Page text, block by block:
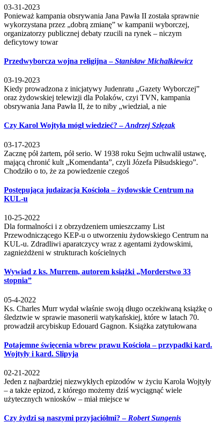
03-31-2023
Ponieważ kampania obsrywania Jana Pawła II została sprawnie
wykorzystana przez „dobrą zmianę” w kampanii wyborczej,
organizatorzy publicznej debaty rzucili na rynek – niczym
deficytowy towar
Przedwyborcza wojna religijna –Stanisław Michalkiewicz
03-19-2023
Kiedy prowadzona z inicjatywy Judenratu „Gazety Wyborczej”
oraz żydowskiej telewizji dla Polaków, czyi TVN, kampania
obsrywania Jana Pawła II, że to niby „wiedział, a nie
Czy Karol Wojtyła mógł wiedzieć? –Andrzej Szlęzak
03-17-2023
Zacznę pół żartem, pół serio. W 1938 roku Sejm uchwalił ustawę,
mającą chronić kult „Komendanta”, czyli Józefa Piłsudskiego”.
Chodziło o to, że za powiedzenie czegoś
Postępująca judaizacja Kościoła – żydowskie Centrum na
KUL-u
10-25-2022
Dla formalności i z obrzydzeniem umieszczamy List
Przewodniczącego KEP-u o utworzeniu żydowskiego Centrum na
KUL-u. Zdradliwi aparatczycy wraz z agentami żydowskimi,
zagnieżdżeni w strukturach kościelnych
Wywiad z ks. Murrem, autorem książki „Morderstwo 33
stopnia”
05-4-2022
Ks. Charles Murr wydał właśnie swoją długo oczekiwaną książkę o
śledztwie w sprawie masonerii watykańskiej, które w latach 70.
prowadził arcybiskup Edouard Gagnon. Książka zatytułowana
Potajemne święcenia wbrew prawu Kościoła – przypadki kard.
Wojtyły i kard. Slipyja
02-21-2022
Jeden z najbardziej niezwykłych epizodów w życiu Karola Wojtyły
– a także epizod, z którego możemy dziś wyciągnąć wiele
użytecznych wniosków – miał miejsce w
Czy żydzi są naszymi przyjaciółmi? –Robert Sungenis